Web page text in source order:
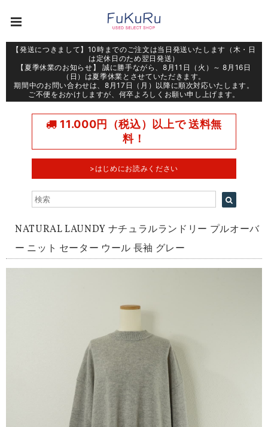
【発送につきまして】10時までのご注文は当日発送いたします（木・日
は定休日のため翌日発送）
【夏季休業のお知らせ】 誠に勝手ながら、8月11日（火）～ 8月16日
（日）は夏季休業とさせていただきます。
期間中のお問い合わせは、8月17日（月）以降に順次対応いたします。
ご不便をおかけしますが、何卒よろしくお願い申し上げます。
11.000円（税込）以上で 送料無
料！
>はじめにお読みください
NATURAL LAUNDY ナチュラルランドリー プルオーバ
ー ニット セーター ウール 長袖 グレー